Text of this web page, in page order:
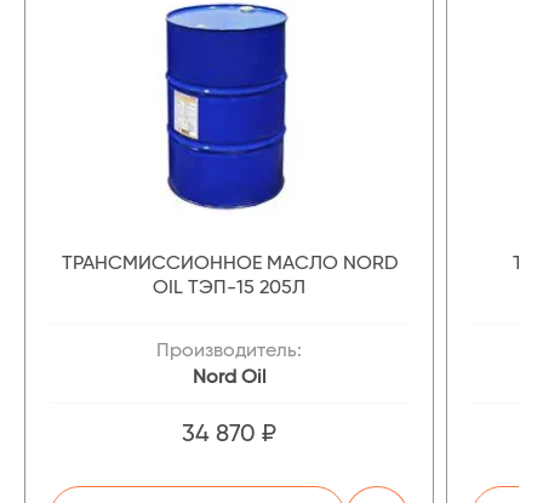
ТРАНСМИССИОННОЕ МАСЛО NORD
OIL ТЭП-15 205Л
Производитель:
Nord Oil
34 870 ₽